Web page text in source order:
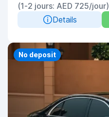
(1-2 jours: AED 725/jour)
Details
No deposit